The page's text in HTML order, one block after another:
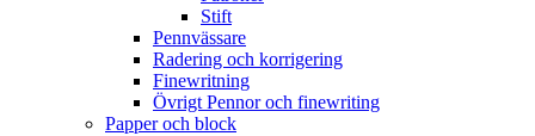
Stift
Pennvässare
Radering och korrigering
Finewritning
Övrigt Pennor och finewriting
Papper och block